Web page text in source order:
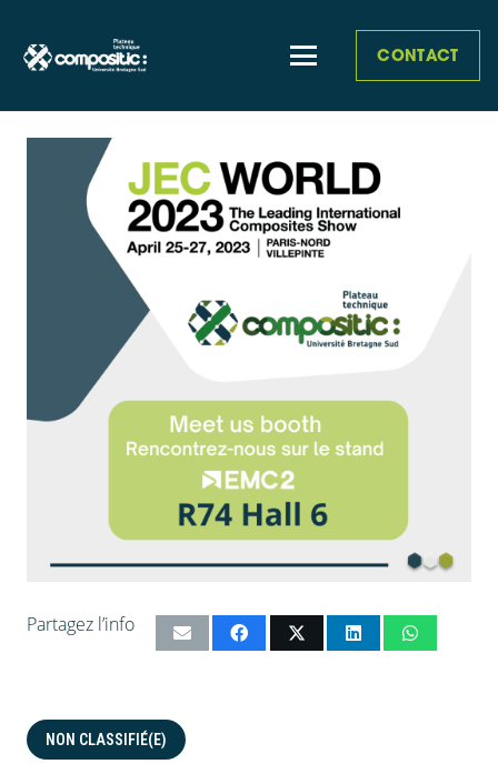
CONTACT
Partagez l’info
NON CLASSIFIÉ(E)